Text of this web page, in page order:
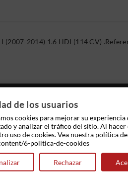
2014) 1.6 HDI (114 CV)
de los usuarios
cookies para mejorar su
y analizar el tráfico del sitio. Al
uso de cookies. Vea nuestra política
6-politica-de-cookies
Rechazar